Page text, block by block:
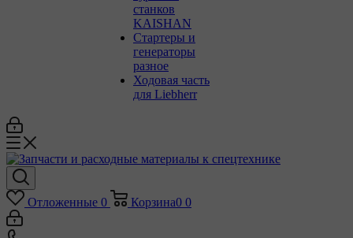
станков
KAISHAN
Стартеры и
генераторы
разное
Ходовая часть
для Liebherr
Отложенные 0 Корзина0 0